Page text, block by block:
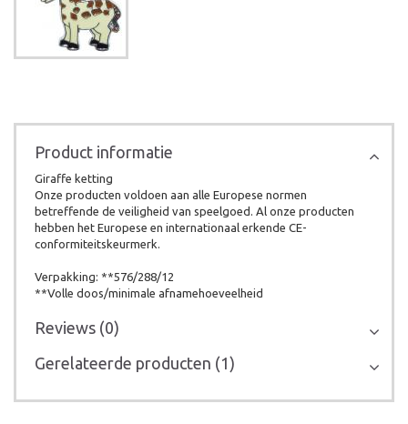
Product informatie
Giraffe ketting
Onze producten voldoen aan alle Europese normen
betreffende de veiligheid van speelgoed. Al onze producten
hebben het Europese en internationaal erkende CE-
conformiteitskeurmerk.
Verpakking: **576/288/12
**Volle doos/minimale afnamehoeveelheid
Reviews (0)
Gerelateerde producten (1)